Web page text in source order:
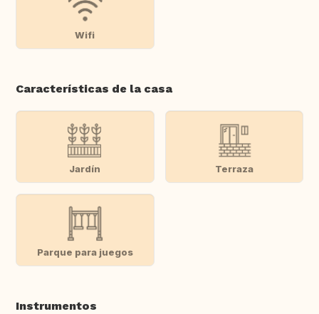
Wifi
Características de la casa
Jardín Terraza
Parque para juegos
Instrumentos